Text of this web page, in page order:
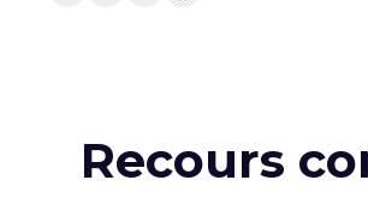
Recours